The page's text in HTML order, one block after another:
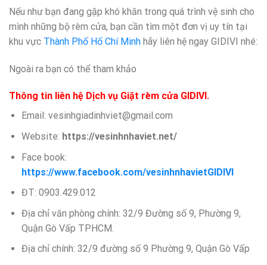
Nếu như bạn đang gặp khó khăn trong quá trình vệ sinh cho
mình những bộ rèm cửa, bạn cần tìm một đơn vị uy tín tại
khu vực Thành Phố Hố Chí Minh hãy liên hệ ngay GIDIVI nhé:
Ngoài ra bạn có thể tham khảo
Thông tin liên hệ Dịch vụ Giặt rèm cửa GIDIVI.
Email: vesinhgiadinhviet@gmail.com
Website: https://vesinhnhaviet.net/
Face book:
https://www.facebook.com/vesinhnhavietGIDIVI
ĐT: 0903.429.012
Địa chỉ văn phòng chính: 32/9 Đường số 9, Phường 9,
Quận Gò Vấp TPHCM.
Địa chỉ chính: 32/9 đường số 9 Phường 9, Quận Gò Vấp